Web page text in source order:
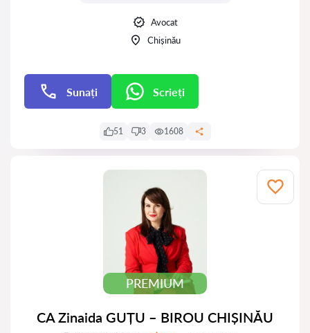
Avocat
Chișinău
Sunați Scrieți
51 3 1608
PREMIUM
CA Zinaida GUȚU – BIROU CHIȘINĂU